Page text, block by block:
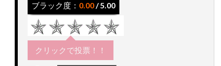
ブラック度： 0.00/ 5.00
クリックで投票！！